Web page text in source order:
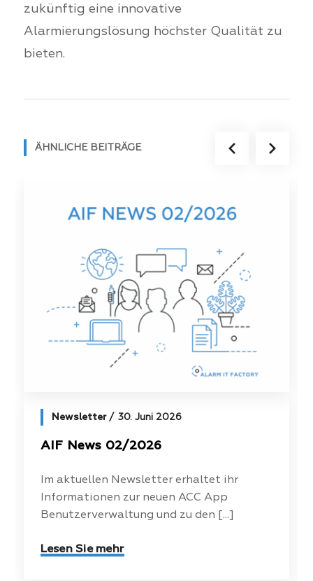
zukünftig eine innovative
Alarmierungslösung höchster Qualität zu
bieten.
ÄHNLICHE BEITRÄGE
Newsletter 30. Juni 2026
AIF News 02/2026
Im aktuellen Newsletter erhaltet ihr
Informationen zur neuen ACC App
Benutzerverwaltung und zu den [...]
Lesen Sie mehr